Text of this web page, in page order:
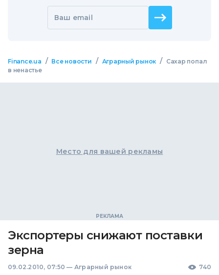
Ваш email
Finance.ua / Все новости / Аграрный рынок /
Сахар попал
в ненастье
Место для вашей рекламы
Экспортеры снижают поставки
зерна
09.02.2010, 07:50 — Аграрный рынок 740